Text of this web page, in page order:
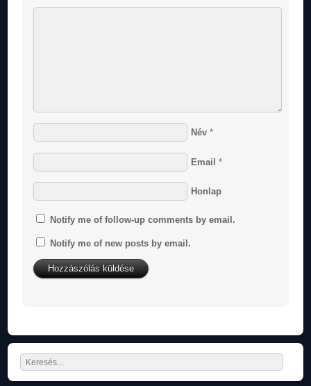
Név *
Email *
Honlap
Notify me of follow-up comments by email.
Notify me of new posts by email.